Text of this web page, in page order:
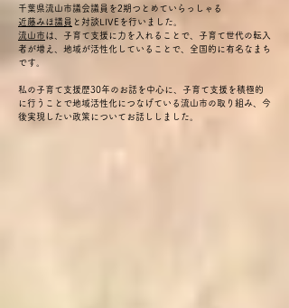
千葉県流山市議会議員を2期つとめていらっしゃる
近藤みほ議員 と対談LIVEを行いました。
流山市 は、子育て支援に力を入れることで、子育て世代の転入
者が増え、地域が活性化していることで、全国的に有名なまち
です。
私の子育て支援歴30年のお話を中心に、子育て支援を積極的
に行うことで地域活性化につなげている流山市の取り組み、今
後実現したい政策についてお話ししました。